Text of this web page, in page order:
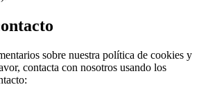
sobre nuestra política de cookies y
contacta con nosotros usando los